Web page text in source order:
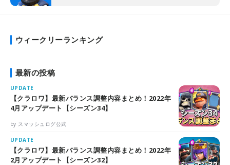
ウィークリーランキング
最新の投稿
UPDATE
【クラロワ】最新バランス調整内容まとめ！2022年
4月アップデート【シーズン34】
by スマッシュログ公式
UPDATE
【クラロワ】最新バランス調整内容まとめ！2022年
2月アップデート【シーズン32】